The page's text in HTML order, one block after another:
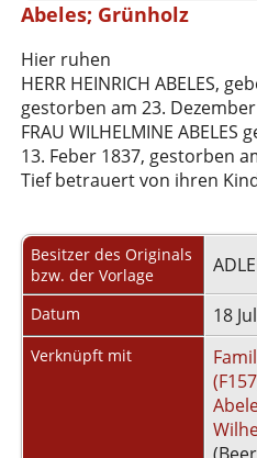
Abeles; Grünholz
Hier ruhen
HERR HEINRICH ABELES,
gestorben am 23.
FRAU WILHELMINE
13. Feber 1837, gestorben
Tief betrauert von ihren
Besitzer des Originals
bzw. der Vorlage
Datum 18
Verknüpft mit